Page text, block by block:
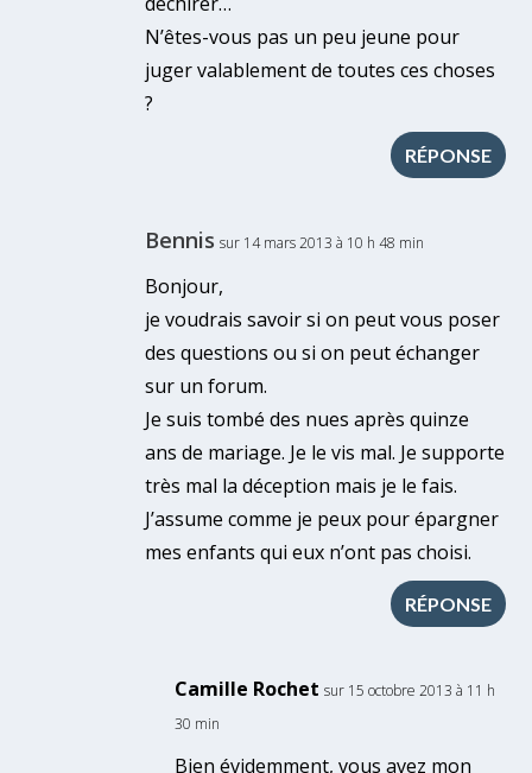
N’êtes-vous pas un peu jeune pour
juger valablement de toutes ces choses
?
RÉPONSE
Bennis sur 14 mars 2013 à 10 h 48 min
Bonjour,
je voudrais savoir si on peut vous poser
des questions ou si on peut échanger
sur un forum.
Je suis tombé des nues après quinze
ans de mariage. Je le vis mal. Je supporte
très mal la déception mais je le fais.
J’assume comme je peux pour épargner
mes enfants qui eux n’ont pas choisi.
RÉPONSE
Camille Rochet sur 15 octobre 2013 à 11 h
30 min
Bien évidemment, vous avez mon